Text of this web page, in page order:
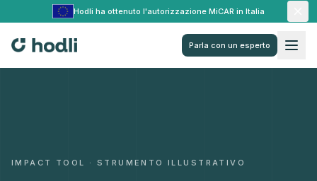
Hodli ha ottenuto l'autorizzazione MiCAR in Italia
Parla con un esperto
IMPACT TOOL · STRUMENTO ILLUSTRATIVO